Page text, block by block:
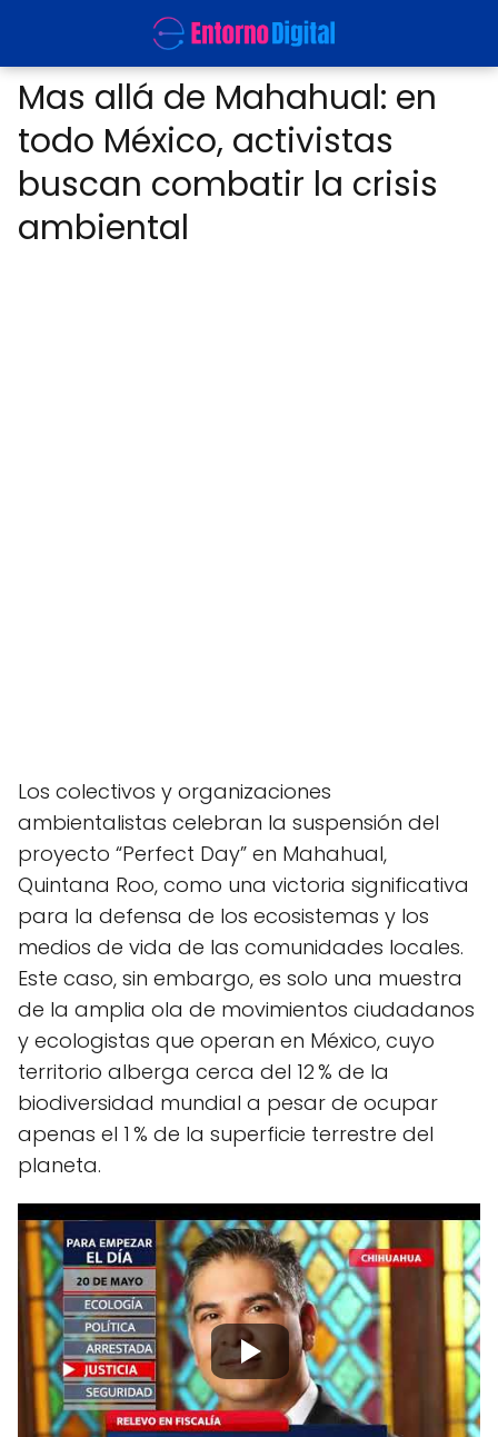
Mas allá de Mahahual: en
todo México, activistas
buscan combatir la crisis
ambiental
Los colectivos y organizaciones
ambientalistas celebran la suspensión del
proyecto “Perfect Day” en Mahahual,
Quintana Roo, como una victoria significativa
para la defensa de los ecosistemas y los
medios de vida de las comunidades locales.
Este caso, sin embargo, es solo una muestra
de la amplia ola de movimientos ciudadanos
y ecologistas que operan en México, cuyo
territorio alberga cerca del 12 % de la
biodiversidad mundial a pesar de ocupar
apenas el 1 % de la superficie terrestre del
planeta.